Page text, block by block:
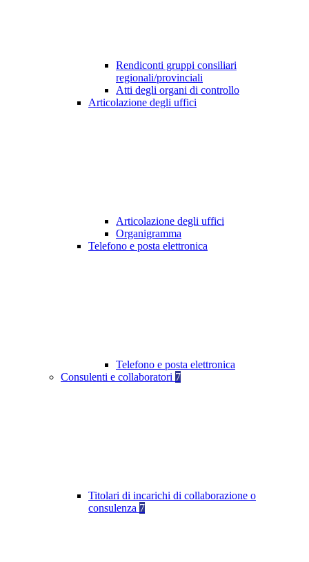
Rendiconti gruppi consiliari
regionali/provinciali
Atti degli organi di controllo
Articolazione degli uffici
Articolazione degli uffici
Organigramma
Telefono e posta elettronica
Telefono e posta elettronica
Consulenti e collaboratori 7
Titolari di incarichi di collaborazione o
consulenza 7